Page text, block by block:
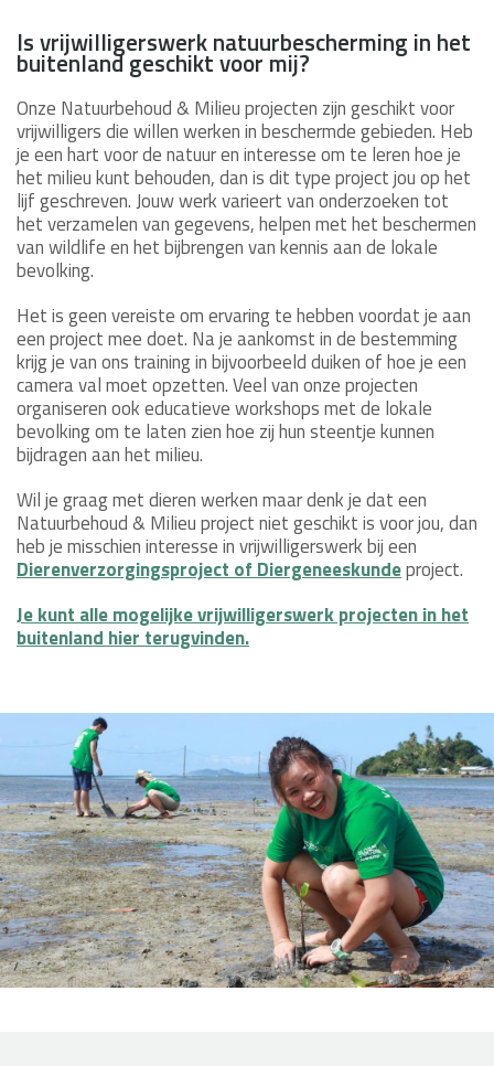
Is vrijwilligerswerk natuurbescherming in het
buitenland geschikt voor mij?
Onze Natuurbehoud & Milieu projecten zijn geschikt voor
vrijwilligers die willen werken in beschermde gebieden. Heb
je een hart voor de natuur en interesse om te leren hoe je
het milieu kunt behouden, dan is dit type project jou op het
lijf geschreven. Jouw werk varieert van onderzoeken tot
het verzamelen van gegevens, helpen met het beschermen
van wildlife en het bijbrengen van kennis aan de lokale
bevolking.
Het is geen vereiste om ervaring te hebben voordat je aan
een project mee doet. Na je aankomst in de bestemming
krijg je van ons training in bijvoorbeeld duiken of hoe je een
camera val moet opzetten. Veel van onze projecten
organiseren ook educatieve workshops met de lokale
bevolking om te laten zien hoe zij hun steentje kunnen
bijdragen aan het milieu.
Wil je graag met dieren werken maar denk je dat een
Natuurbehoud & Milieu project niet geschikt is voor jou, dan
heb je misschien interesse in vrijwilligerswerk bij een
Dierenverzorgingsproject of Diergeneeskundeproject.
Je kunt alle mogelijkevrijwilligerswerk projecten in het
buitenland hier terugvinden.